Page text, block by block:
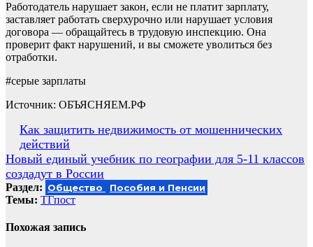
Работодатель нарушает закон, если не платит зарплату,
заставляет работать сверхурочно или нарушает условия
договора — обращайтесь в трудовую инспекцию. Она
проверит факт нарушений, и вы сможете уволиться без
отработки.
#серые зарплаты
Источник: ОБЪЯСНЯЕМ.РФ
Навигация
по
записям
Как защитить недвижимость от мошеннических
действий
Новый единый учебник по географии для 5-11 классов
создадут в России
Раздел: Общество Пособия и Пенсии
Темы: ТГпост
Похожая запись